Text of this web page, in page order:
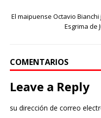
El maipuense Octavio
Esgrima de
COMENTARIOS
Leave a Reply
su dirección de correo